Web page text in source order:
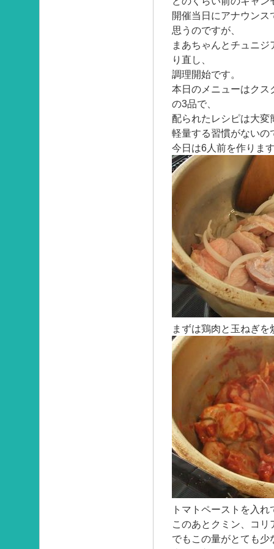
開催当日にアナウン
思うのですが、
まあちゃんとチュニ
り直し、
調理開始です。
本日のメニューはクス
の3品で、
配られたレシピは大変
軽量する習慣がないの
今日は6人前を作りま
まずは鶏肉と玉ねぎを
トマトペーストを入
このあとクミン、コ
でもこの量がとても